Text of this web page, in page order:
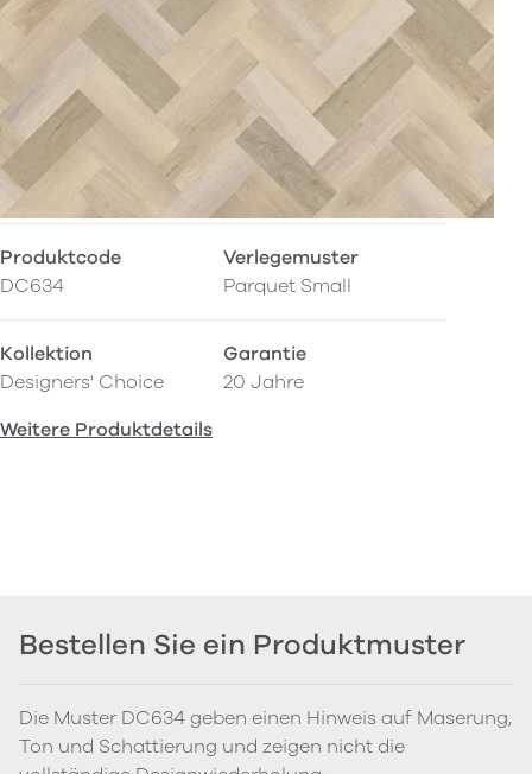
Produktcode
DC634
Verlegemuster
Parquet Small
Kollektion
Designers' Choice
Garantie
20 Jahre
Weitere Produktdetails
Bestellen Sie ein Produktmuster
Die Muster DC634 geben einen Hinweis auf Maserung,
Ton und Schattierung und zeigen nicht die